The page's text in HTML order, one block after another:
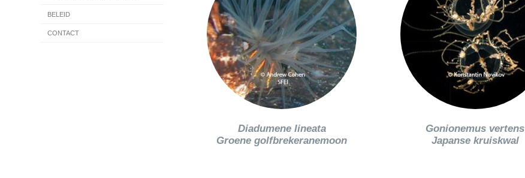
BELEID
CONTACT
Diadumene lineata
Groene golfbrekeranemoon
Gonionemus vertens
Japanse kruiskwal